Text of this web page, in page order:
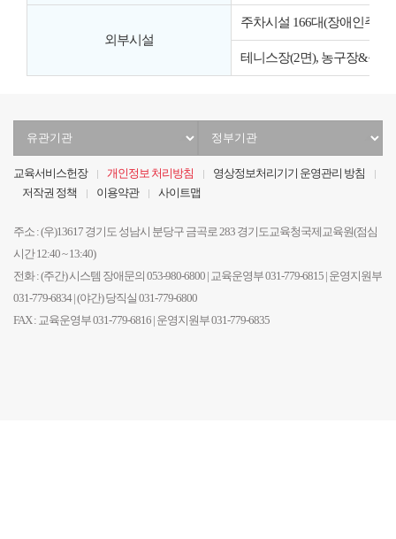
외부시설
주차시설 166대(장애인주차
테니스장(2면), 농구장&족구
교육서비스헌장 개인정보 처리방침
영상정보처리기기 운영관리 방침
저작권 정책
이용약관 사이트맵
주소 : (우)13617 경기도 성남시 분당구 금곡로 283 경기도교육청국제교육원(점심
시간 12:40 ~ 13:40)
전화 : (주간) 시스템 장애문의 053-980-6800 | 교육운영부 031-779-6815 | 운영지원부
031-779-6834 | (야간) 당직실 031-779-6800
FAX : 교육운영부 031-779-6816 | 운영지원부 031-779-6835
관
선
관
선